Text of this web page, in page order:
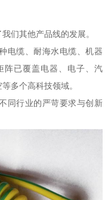
们其他产品线的发展。
电缆、耐海水电缆、机器
阵已覆盖电器、电子、汽
多个高科技领域。
同行业的严苛要求与创新